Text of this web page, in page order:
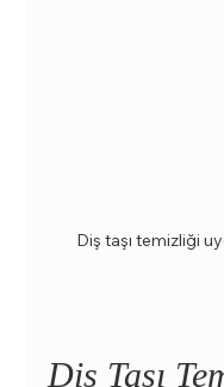
Diş taşı temizliği
Diş Taşı